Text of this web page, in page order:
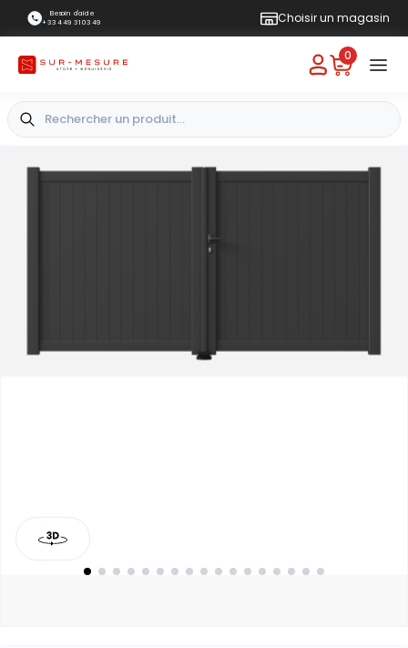
Besoin d'aide
+33 4 49 31 03 49
Choisir un magasin
0
+